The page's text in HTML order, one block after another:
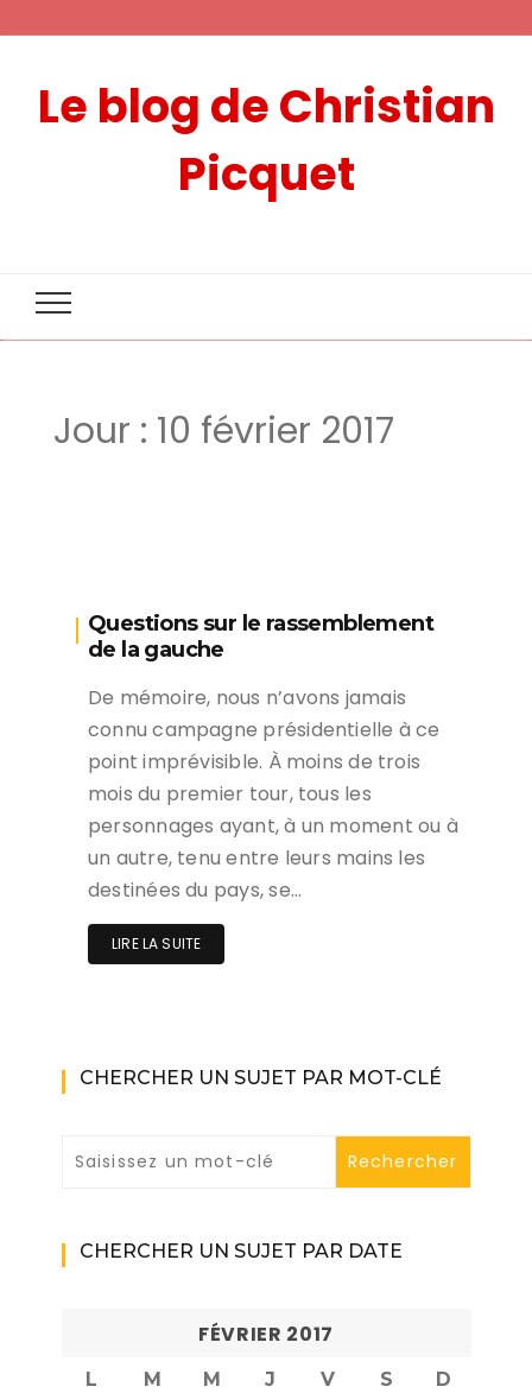
Le blog de Christian
Picquet
Jour : 10 février 2017
Questions sur le rassemblement
de la gauche
De mémoire, nous n’avons jamais
connu campagne présidentielle à ce
point imprévisible. À moins de trois
mois du premier tour, tous les
personnages ayant, à un moment ou à
un autre, tenu entre leurs mains les
destinées du pays, se…
LIRE LA SUITE
CHERCHER UN SUJET PAR MOT-CLÉ
CHERCHER UN SUJET PAR DATE
FÉVRIER 2017
L M M J V S
D